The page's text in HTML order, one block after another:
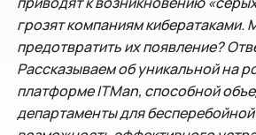
грозят компаниям кибератаками.
предотвратить их появление?
Рассказываем об уникальной на
платформе ITMan, способной
департаменты для